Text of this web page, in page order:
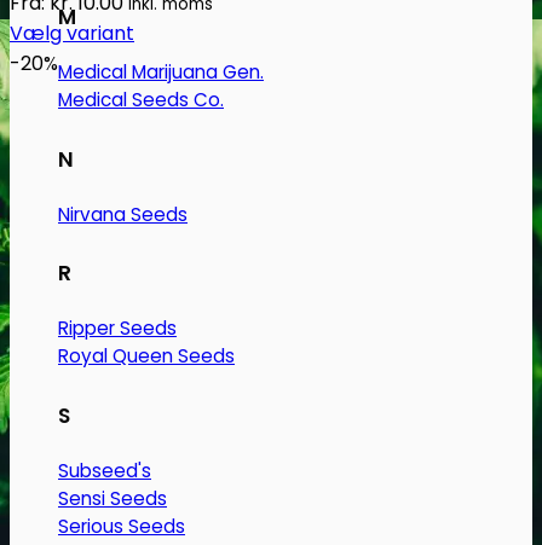
M
Medical Marijuana Gen.
Medical Seeds Co.
N
Nirvana Seeds
R
Ripper Seeds
Royal Queen Seeds
S
Subseed's
Sensi Seeds
Serious Seeds
Vælg variant
Dette
vare
har
flere
Mulighederne
kan
vælges
på
varesiden
-20%